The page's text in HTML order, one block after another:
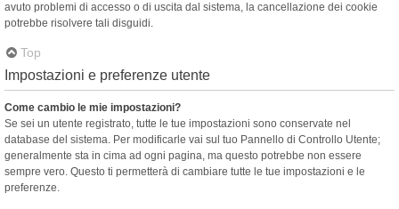
avuto problemi di accesso o di uscita dal sistema, la cancellazione dei cookie
potrebbe risolvere tali disguidi.
Top
Impostazioni e preferenze utente
Come cambio le mie impostazioni?
Se sei un utente registrato, tutte le tue impostazioni sono conservate nel
database del sistema. Per modificarle vai sul tuo Pannello di Controllo Utente;
generalmente sta in cima ad ogni pagina, ma questo potrebbe non essere
sempre vero. Questo ti permetterà di cambiare tutte le tue impostazioni e le
preferenze.